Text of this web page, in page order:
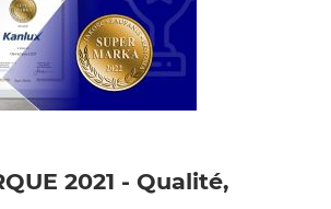
2021 - Qualité,